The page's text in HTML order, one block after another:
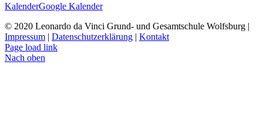
KalenderGoogle Kalender
© 2020 Leonardo da Vinci Grund- und Gesamtschule Wolfsburg |
Impressum | Datenschutzerklärung | Kontakt
Page load link
Nach oben